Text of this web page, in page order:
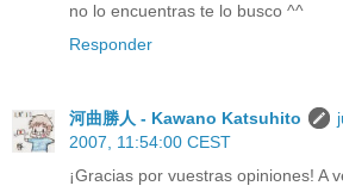
no lo encuentras te lo busco ^^
Responder
河曲勝人 - Kawano Katsuhito
2007, 11:54:00 CEST
¡Gracias por vuestras opiniones! A